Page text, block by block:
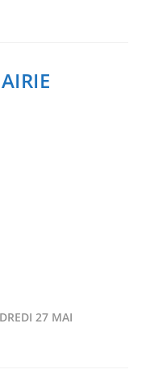
27 MAI